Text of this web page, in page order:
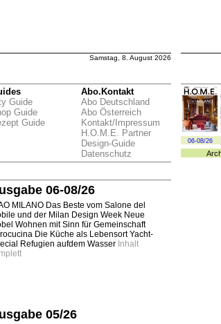
Samstag, 8. August 2026
Guide
Guide
Guide
Abo.Kontakt
Abo Deutschland
Abo Österreich
Kontakt/Impressum
H.O.M.E. Partner
Design-Guide
Datenschutz
06-08/26
06-08/26
MILANO Das Beste vom Salone del
und der Milan Design Week Neue
Wohnen mit Sinn für Gemeinschaft
Die Küche als Lebensort Yacht-
Refugien aufdem Wasser Inhalt
05/26